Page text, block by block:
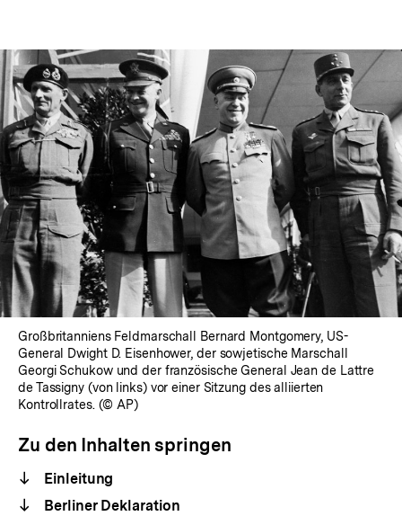
Großbritanniens Feldmarschall Bernard Montgomery, US-
General Dwight D. Eisenhower, der sowjetische Marschall
Georgi Schukow und der französische General Jean de Lattre
de Tassigny (von links) vor einer Sitzung des alliierten
Kontrollrates. (© AP)
Zu den Inhalten springen
Einleitung
Berliner Deklaration